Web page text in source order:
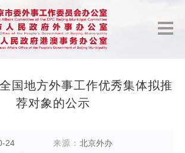
国地方外事工作优秀集体拟推
荐对象的公示
24 来源： 北京外办